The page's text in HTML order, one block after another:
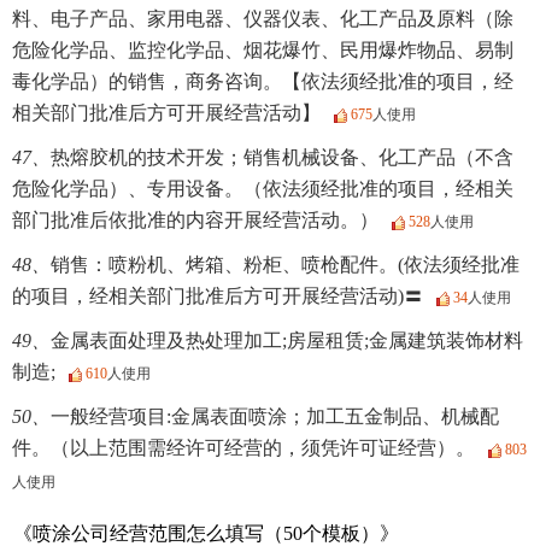
料、电子产品、家用电器、仪器仪表、化工产品及原料（除
危险化学品、监控化学品、烟花爆竹、民用爆炸物品、易制
毒化学品）的销售，商务咨询。【依法须经批准的项目，经
相关部门批准后方可开展经营活动】
675人使用
47、 热熔胶机的技术开发；销售机械设备、化工产品（不含
危险化学品）、专用设备。（依法须经批准的项目，经相关
部门批准后依批准的内容开展经营活动。）
528人使用
48、 销售：喷粉机、烤箱、粉柜、喷枪配件。(依法须经批准
的项目，经相关部门批准后方可开展经营活动)〓
34人使用
49、 金属表面处理及热处理加工;房屋租赁;金属建筑装饰材料
制造;
610人使用
50、 一般经营项目:金属表面喷涂；加工五金制品、机械配
件。（以上范围需经许可经营的，须凭许可证经营）。
803
人使用
《喷涂公司经营范围怎么填写（50个模板）》